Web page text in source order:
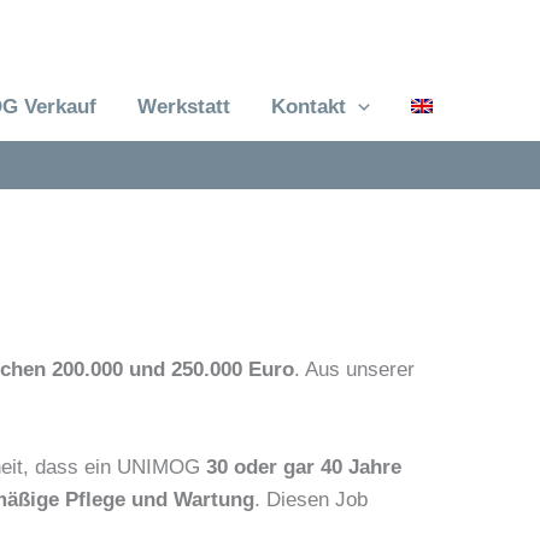
Verkauf Werkstatt Kontakt
200.000 und 250.000 Euro. Aus unserer
dass ein UNIMOG 30 oder gar 40 Jahre
Pflege und Wartung. Diesen Job